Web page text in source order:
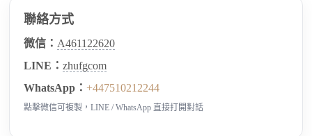
聯絡方式
微信： A461122620
LINE：zhufgcom
WhatsApp：+447510212244
點擊微信可複製，LINE / WhatsApp 直接打開對話